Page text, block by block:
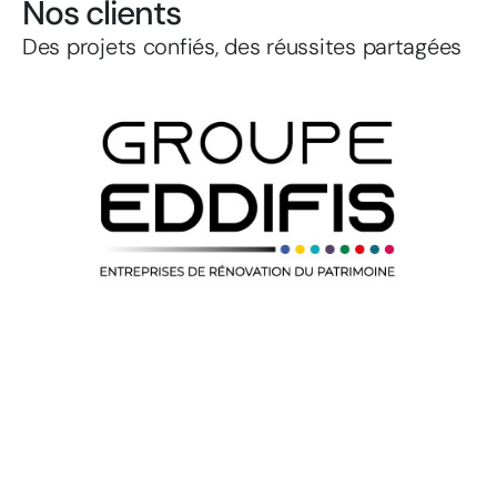
Nos clients
Des projets confiés, des réussites partagées